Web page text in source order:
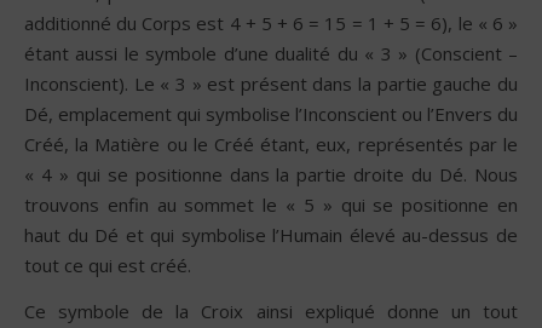
additionné du Corps est 4 + 5 + 6 = 15 = 1 + 5 = 6), le « 6 »
étant aussi le symbole d’une dualité du « 3 » (Conscient –
Inconscient). Le « 3 » est présent dans la partie gauche du
Dé, emplacement qui symbolise l’Inconscient ou l’Envers du
Créé, la Matière ou le Créé étant, eux, représentés par le
« 4 » qui se positionne dans la partie droite du Dé. Nous
trouvons enfin au sommet le « 5 » qui se positionne en
haut du Dé et qui symbolise l’Humain élevé au-dessus de
tout ce qui est créé.
Ce symbole de la Croix ainsi expliqué donne un tout